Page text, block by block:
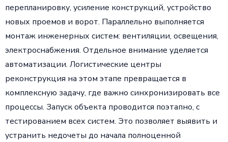
перепланировку, усиление конструкций, устройство
новых проемов и ворот. Параллельно выполняется
монтаж инженерных систем: вентиляции, освещения,
электроснабжения. Отдельное внимание уделяется
автоматизации. Логистические центры
реконструкция на этом этапе превращается в
комплексную задачу, где важно синхронизировать все
процессы. Запуск объекта проводится поэтапно, с
тестированием всех систем. Это позволяет выявить и
устранить недочеты до начала полноценной